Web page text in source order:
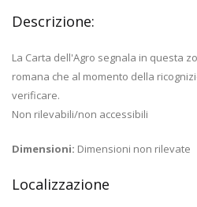
Descrizione:
La Carta dell'Agro segnala in questa
romana che al momento della
verificare.
Non rilevabili/non accessibili
Dimensioni: Dimensioni non rilevate
Localizzazione